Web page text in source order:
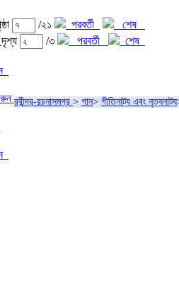
/২১ পরবর্তী
শেষ
দৃশ্য /৩ পরবর্তী
শেষ
রবীন্দ্র-রচনাসমগ্র > গান> গীতিনাট্য এবং নৃত্যনাট্য